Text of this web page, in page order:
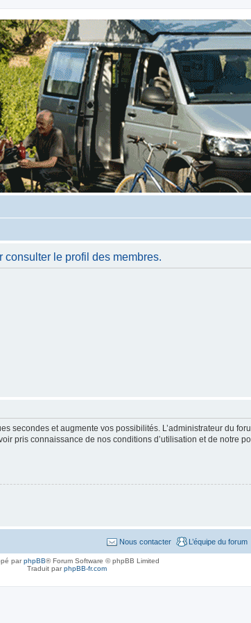
consulter le profil des membres.
secondes et augmente vos possibilités. L’administrateur du
pris connaissance de nos conditions d’utilisation et de notre
L’équipe du forum
Nous contacter
parphpBB® Forum Software © phpBB Limited
Traduit parphpBB-fr.com